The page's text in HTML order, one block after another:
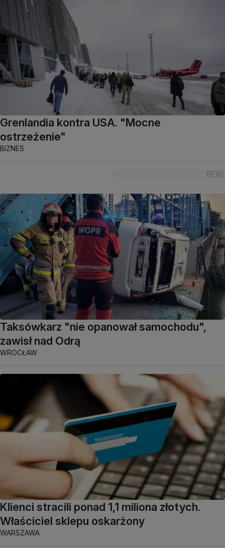
Grenlandia kontra USA. "Mocne
ostrzeżenie"
BIZNES
Taksówkarz "nie opanował samochodu",
zawisł nad Odrą
WROCŁAW
Klienci stracili ponad 1,1 miliona złotych.
Właściciel sklepu oskarżony
WARSZAWA